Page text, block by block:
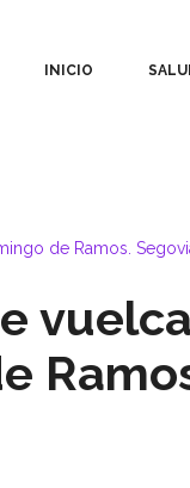
INICIO